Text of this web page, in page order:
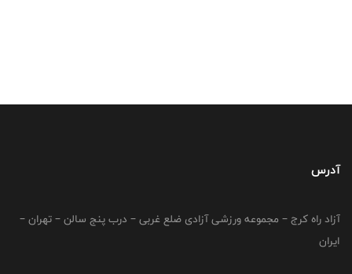
آدرس
آزاد راه کرج – مجموعه ورزشی آزادی ضلع غربی – درب پنج سالن – تهران –
ایران